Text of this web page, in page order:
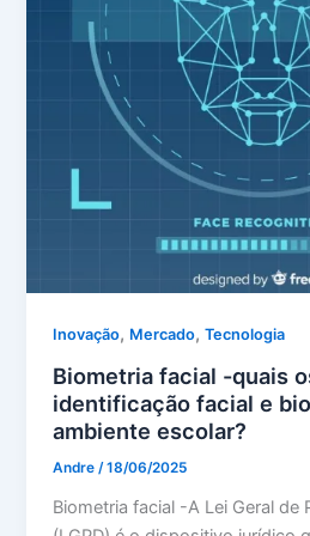
Inovação, Mercado,Tecnologia
Biometria facial -quais
identificação facial e
ambiente escolar?
Andre /18/06/2025
Biometria facial -A Lei Geral de